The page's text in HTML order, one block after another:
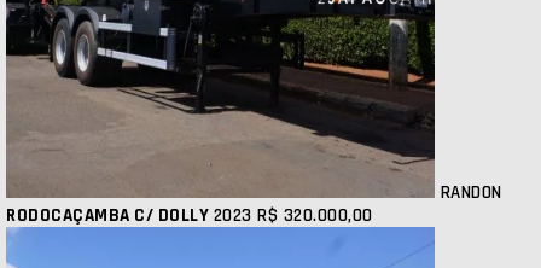
RANDON
RODOCAÇAMBA C/ DOLLY 2023 R$ 320.000,00